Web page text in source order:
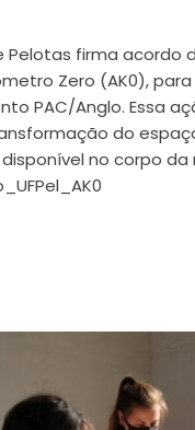
Pelotas firma
Zero (AK0),
PAC/Anglo. Essa
do
no corpo